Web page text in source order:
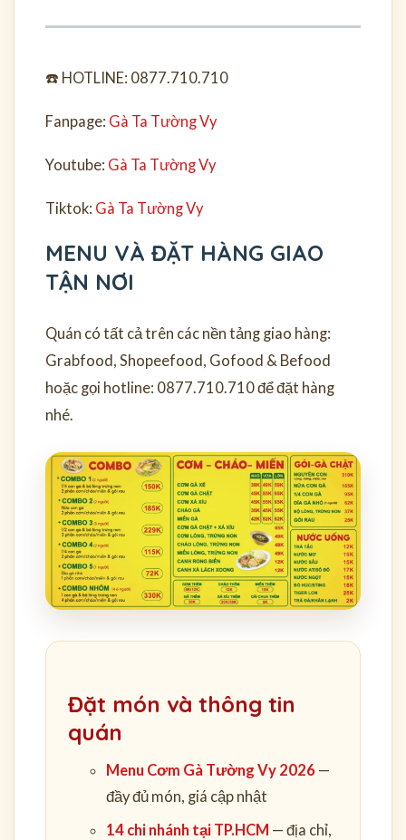
☎️ HOTLINE: 0877.710.710
Fanpage: Gà Ta Tường Vy
Youtube: Gà Ta Tường Vy
Tiktok: Gà Ta Tường Vy
MENU VÀ ĐẶT HÀNG GIAO
TẬN NƠI
Quán có tất cả trên các nền tảng giao hàng:
Grabfood, Shopeefood, Gofood & Befood
hoặc gọi hotline: 0877.710.710 để đặt hàng
nhé.
Đặt món và thông tin
quán
Menu Cơm Gà Tường Vy 2026 —
đầy đủ món, giá cập nhật
14 chi nhánh tại TP.HCM — địa chỉ,